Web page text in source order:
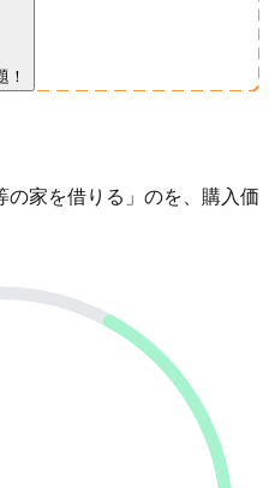
！
家を借りる」のを、購入価